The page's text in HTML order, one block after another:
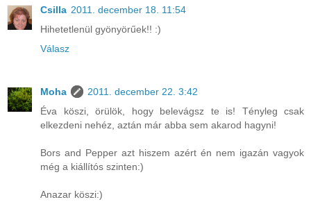
Csilla 2011. december 18. 11:54
Hihetetlenül gyönyörűek!! :)
Válasz
Moha
2011. december 22. 3:42
Éva köszi, örülök, hogy belevágsz te is! Tényleg csak
elkezdeni nehéz, aztán már abba sem akarod hagyni!
Bors and Pepper azt hiszem azért én nem igazán vagyok
még a kiállítós szinten:)
Anazar köszi:)